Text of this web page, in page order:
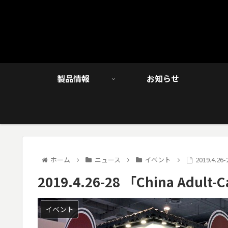
製品情報 お知らせ
ホーム ニュース イベント
2019.4.26-28 「China Adult-
イベント